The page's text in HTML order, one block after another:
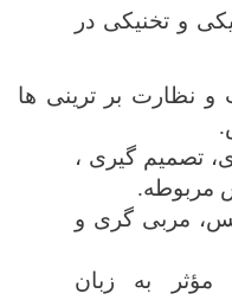
و تخنیکی در
و نظارت بر ترینی ها
تصمیم گیری ،
مربوطه.
مربی گری و
مؤثر به زبان